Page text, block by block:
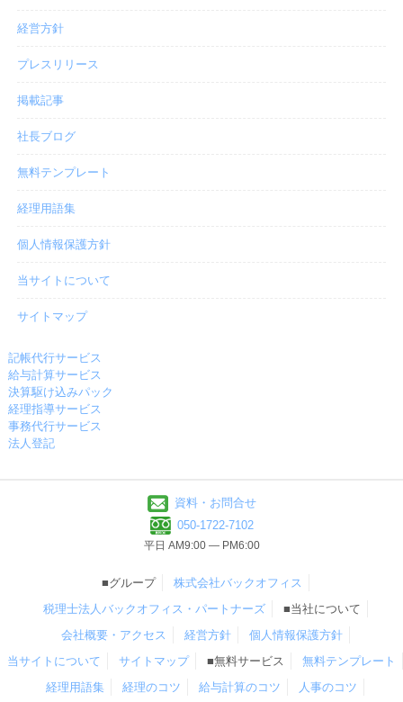
経営方針
プレスリリース
掲載記事
社長ブログ
無料テンプレート
経理用語集
個人情報保護方針
当サイトについて
サイトマップ
記帳代行サービス
給与計算サービス
決算駆け込みパック
経理指導サービス
事務代行サービス
法人登記
資料・お問合せ
050-1722-7102
平日 AM9:00 ― PM6:00
■グループ
株式会社バックオフィス
税理士法人バックオフィス・パートナーズ
■当社について
会社概要・アクセス
経営方針
個人情報保護方針
当サイトについて
サイトマップ ■無料サービス
無料テンプレート
経理用語集
経理のコツ 給与計算のコツ 人事のコツ